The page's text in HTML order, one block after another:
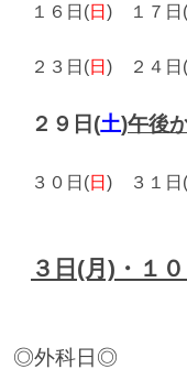
１６日(日) １７日
２３日(日) ２４日
２９日(土)午後
３０日(日) ３１日
３日(月)・１
◎外科日◎